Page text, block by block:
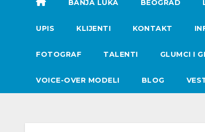
BANJA LUKA BEOGRAD
UPIS KLIJENTI KONTAKT
FOTOGRAF TALENTI GLUMCI I
VOICE-OVER MODELI BLOG